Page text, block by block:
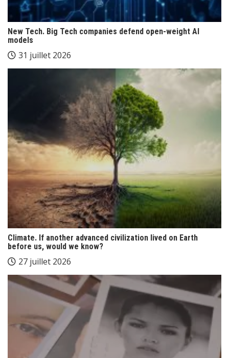
New Tech. Big Tech companies defend open-weight AI
models
31 juillet 2026
Climate. If another advanced civilization lived on Earth
before us, would we know?
27 juillet 2026